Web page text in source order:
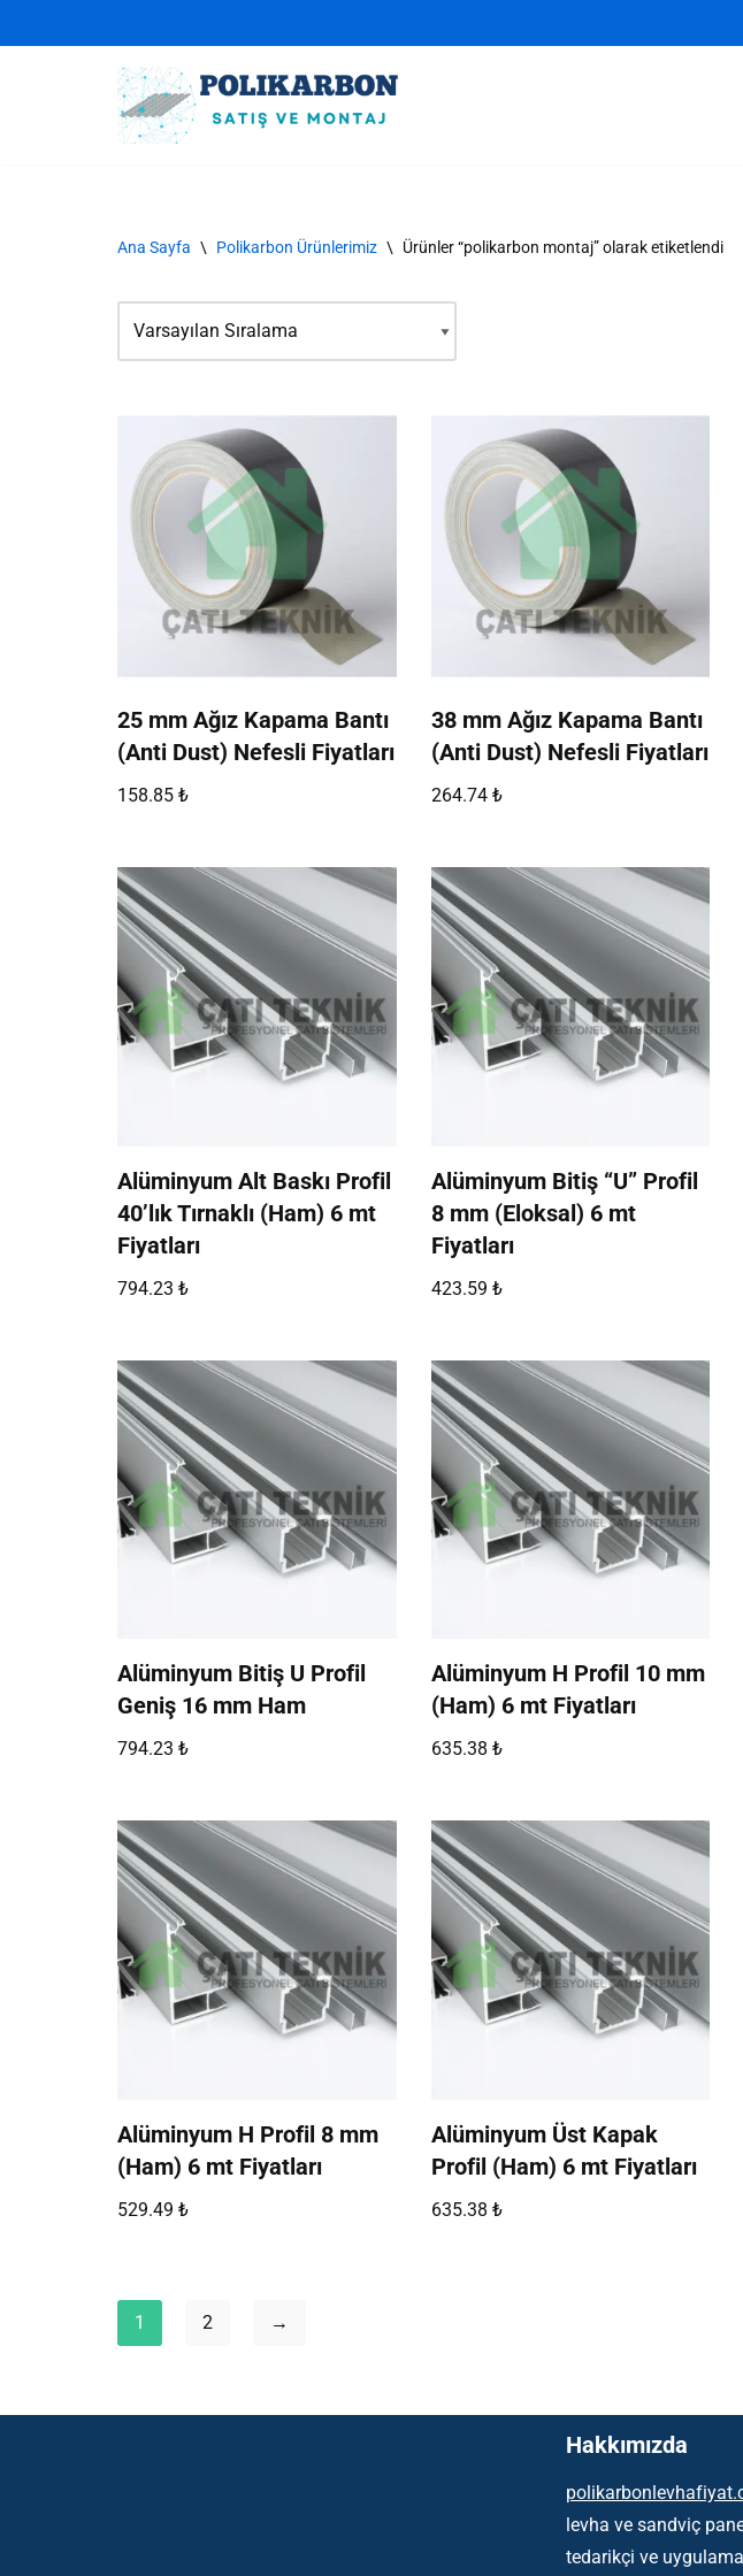
Ana Sayfa \ Polikarbon Ürünlerimiz \ Ürünler “polikarbon montaj” olarak etiketlendi
25 mm Ağız Kapama Bantı
(Anti Dust) Nefesli Fiyatları
158.85 ₺
38 mm Ağız Kapama Bantı
(Anti Dust) Nefesli Fiyatları
264.74 ₺
Alüminyum Alt Baskı Profil
40’lık Tırnaklı (Ham) 6 mt
Fiyatları
794.23 ₺
Alüminyum Bitiş “U” Profil
8 mm (Eloksal) 6 mt
Fiyatları
423.59 ₺
Alüminyum Bitiş U Profil
Geniş 16 mm Ham
794.23 ₺
Alüminyum H Profil 10 mm
(Ham) 6 mt Fiyatları
635.38 ₺
Alüminyum H Profil 8 mm
(Ham) 6 mt Fiyatları
529.49 ₺
Alüminyum Üst Kapak
Profil (Ham) 6 mt Fiyatları
635.38 ₺
1 2 →
Hakkımızda
levha ve sandviç
tedarikçi ve